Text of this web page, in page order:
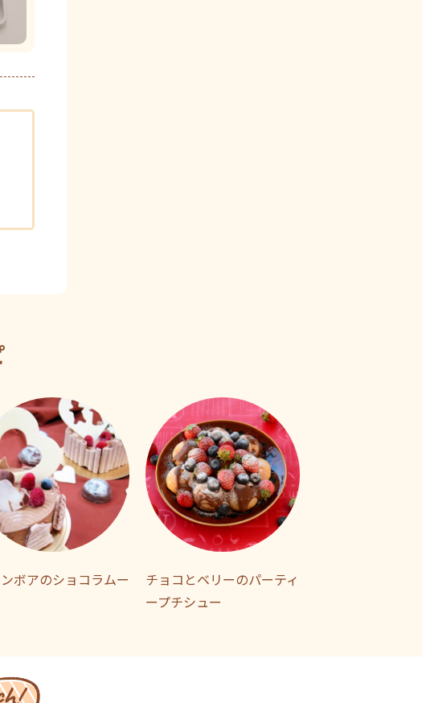
ボアのショコラムー
チョコとベリーのパーティ
ープチシュー